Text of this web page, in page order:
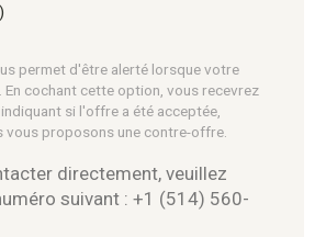
permet d'être alerté lorsque votre
cochant cette option, vous recevrez
si l'offre a été acceptée,
vous proposons une contre-offre.
directement, veuillez
suivant : +1 (514) 560-